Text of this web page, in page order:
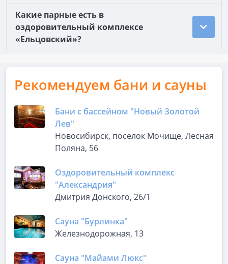
Какие парные есть в
оздоровительный комплексе
«Ельцовский»?
Рекомендуем бани и сауны
Бани с бассейном "Новый Золотой
Лев"
Новосибирск, поселок Мочище, Лесная
Поляна, 56
Оздоровительный комплекс
"Александрия"
Дмитрия Донского, 26/1
Сауна "Бурлинка"
Железнодорожная, 13
Сауна "Майами Люкс"